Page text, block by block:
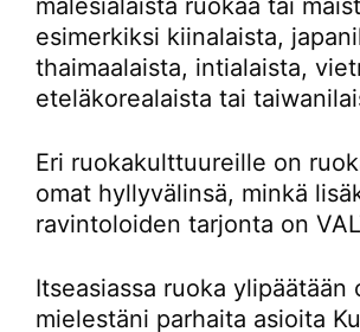
malesialaista ruokaa tai
esimerkiksi kiinalaista,
thaimaalaista, intialaista,
eteläkorealaista tai
Eri ruokakulttuureille on
omat hyllyvälinsä, minkä
ravintoloiden tarjonta on
Itseasiassa ruoka ylipäätään
mielestäni parhaita asioita